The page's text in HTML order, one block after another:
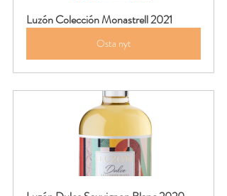
Luzón Colección Monastrell 2021
Osta nyt